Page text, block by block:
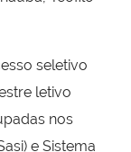
seletivo
letivo
nos
e Sistema